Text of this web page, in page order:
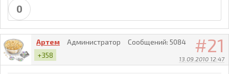
0
21
13.09.2010 12:47
Артем Администратор Сообщений: 5084
+358